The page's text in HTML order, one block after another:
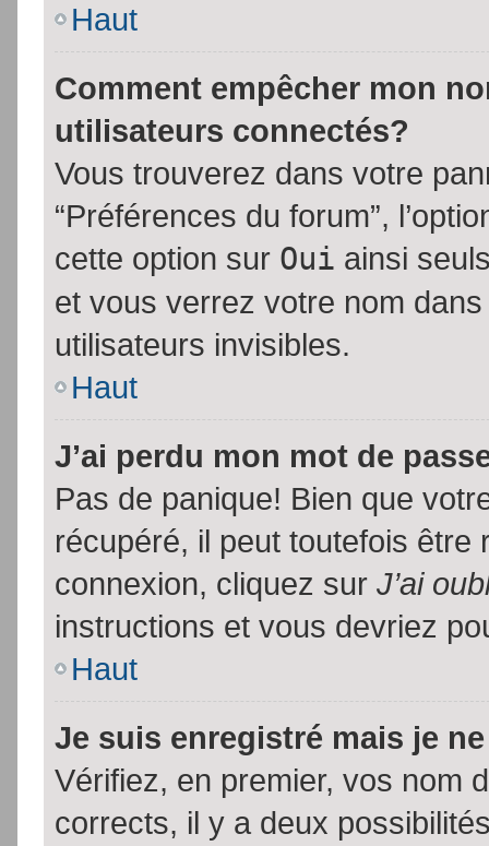
Haut
Comment empêcher mon
utilisateurs connectés?
Vous trouverez dans votre
“Préférences du forum”,
cette option sur Oui ainsi
et vous verrez votre nom
utilisateurs invisibles.
Haut
J’ai perdu mon mot de
Pas de panique! Bien que
récupéré, il peut toutefois être
connexion, cliquez sur J’ai
instructions et vous devriez
Haut
Je suis enregistré mais je
Vérifiez, en premier, vos nom
corrects, il y a deux